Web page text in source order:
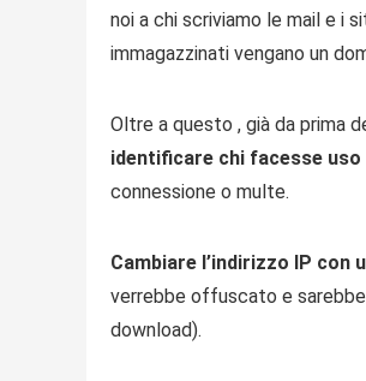
noi a chi scriviamo le mail e i
immagazzinati vengano un
Oltre a questo , già da prima
identificare chi facesse uso
connessione o multe.
Cambiare l’indirizzo IP con
verrebbe offuscato e
download).